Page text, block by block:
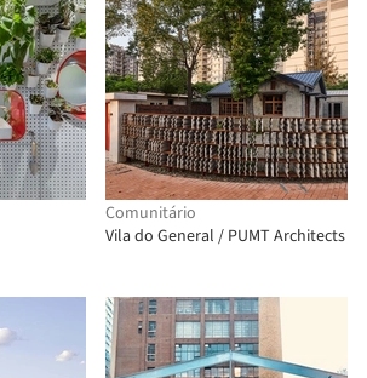
Comunitário
Vila do General / PUMT Architects